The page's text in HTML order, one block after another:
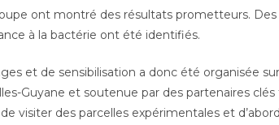
ont montré des résultats prometteurs.
à la bactérie ont été identifiés.
et de sensibilisation a donc été organisée
Guyane et soutenue par des partenaires
visiter des parcelles expérimentales et